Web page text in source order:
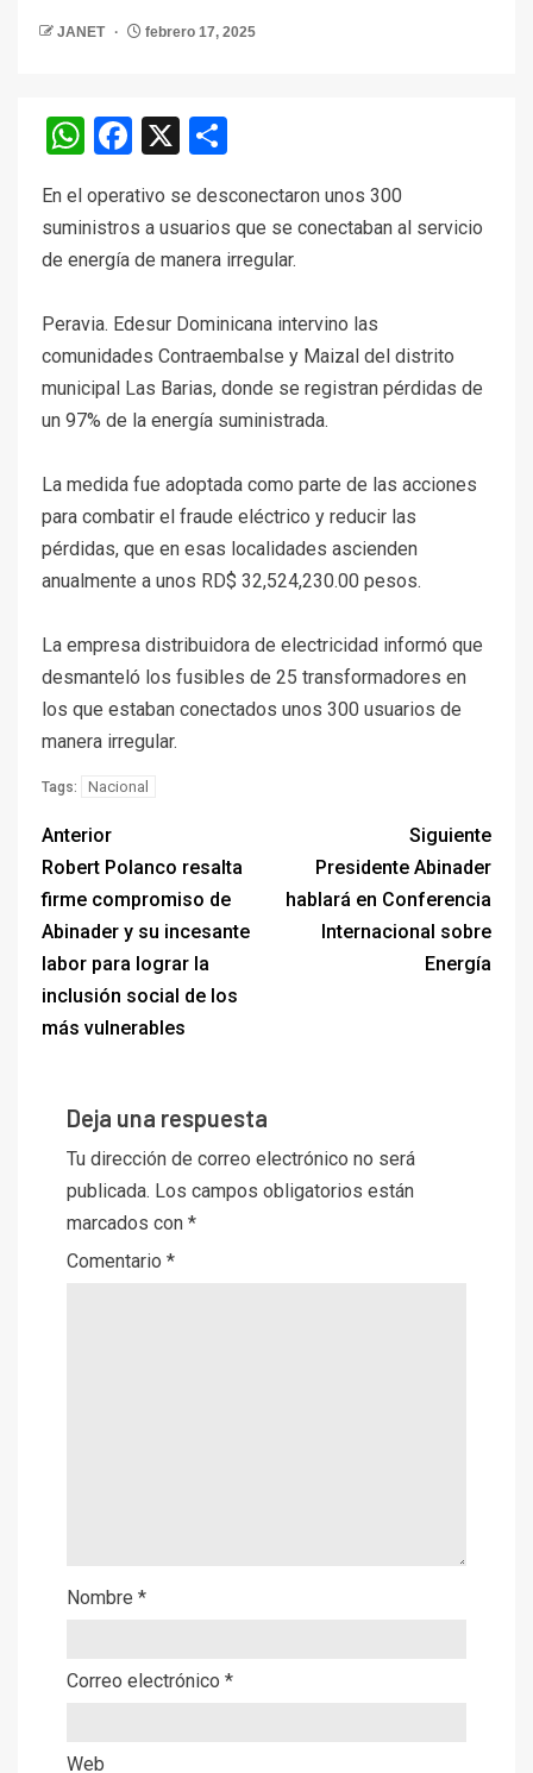
JANET febrero 17, 2025
WhatsApp
Facebook
X
En el operativo se desconectaron unos 300
suministros a usuarios que se conectaban al servicio
de energía de manera irregular.
Peravia. Edesur Dominicana intervino las
comunidades Contraembalse y Maizal del distrito
municipal Las Barias, donde se registran pérdidas de
un 97% de la energía suministrada.
La medida fue adoptada como parte de las acciones
para combatir el fraude eléctrico y reducir las
pérdidas, que en esas localidades ascienden
anualmente a unos RD$ 32,524,230.00 pesos.
La empresa distribuidora de electricidad informó que
desmanteló los fusibles de 25 transformadores en
los que estaban conectados unos 300 usuarios de
manera irregular.
Tags: Nacional
Anterior
Robert Polanco resalta
firme compromiso de
Abinader y su incesante
labor para lograr la
inclusión social de los
más vulnerables
Siguiente
Presidente Abinader
hablará en Conferencia
Internacional sobre
Energía
Deja una respuesta
Tu dirección de correo electrónico no será
publicada. Los campos obligatorios están
marcados con *
Comentario *
Nombre *
Correo electrónico *
Web